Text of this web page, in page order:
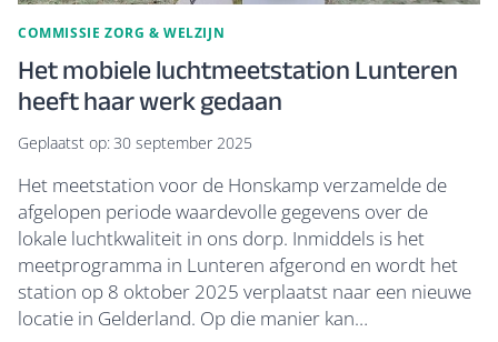
COMMISSIE ZORG & WELZIJN
Het mobiele luchtmeetstation Lunteren
heeft haar werk gedaan
Geplaatst op:30 september 2025
Het meetstation voor de Honskamp verzamelde de
afgelopen periode waardevolle gegevens over de
lokale luchtkwaliteit in ons dorp. Inmiddels is het
meetprogramma in Lunteren afgerond en wordt het
station op 8 oktober 2025 verplaatst naar een nieuwe
locatie in Gelderland. Op die manier kan…